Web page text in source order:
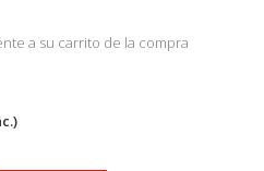
a su carrito de la compra